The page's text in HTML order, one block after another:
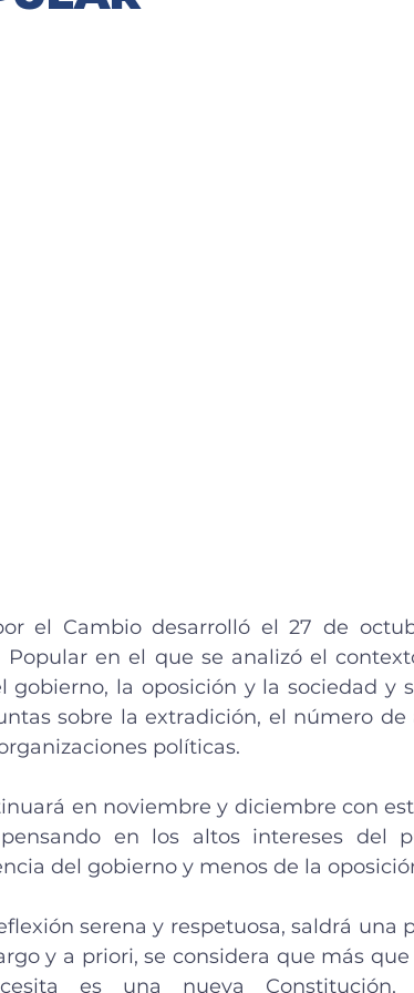
el Cambio desarrolló el 27 de
Popular en el que se analizó el
gobierno, la oposición y la sociedad y
sobre la extradición, el número
políticas.
en noviembre y diciembre con
en los altos intereses del
del gobierno y menos de la
serena y respetuosa, saldrá
y a priori, se considera que más
es una nueva Constitución,